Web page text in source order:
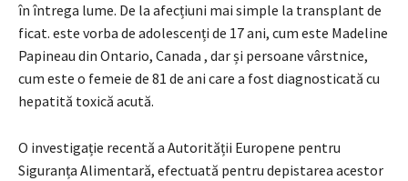
în întrega lume. De la afecțiuni mai simple la transplant de
ficat. este vorba de adolescenți de 17 ani, cum este Madeline
Papineau din Ontario, Canada , dar și persoane vârstnice,
cum este o femeie de 81 de ani care a fost diagnosticată cu
hepatită toxică acută.
O investigație recentă a Autorității Europene pentru
Siguranța Alimentară, efectuată pentru depistarea acestor